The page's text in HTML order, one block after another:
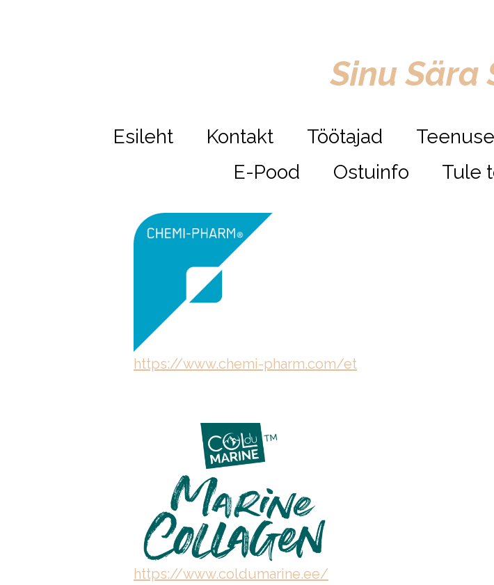
Sinu Sära
Esileht Kontakt Töötajad
E-Pood
Ostuinfo Tule
https://www.chemi-pharm.com/et
https://www.coldumarine.ee/